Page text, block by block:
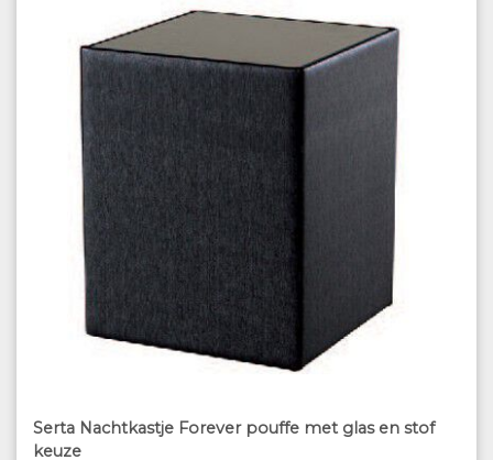
Serta Nachtkastje Forever pouffe met glas en stof
keuze